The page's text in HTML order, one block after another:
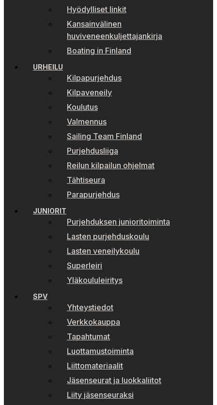
Hyödylliset linkit
Kansainvälinen
huviveneenkuljettajankirja
Boating in Finland
URHEILU
Kilpapurjehdus
Kilpaveneily
Koulutus
Valmennus
Sailing Team Finland
Purjehdusliiga
Reilun kilpailun ohjelmat
Tähtiseura
Parapurjehdus
JUNIORIT
Purjehduksen junioritoiminta
Lasten purjehduskoulu
Lasten veneilykoulu
Superleiri
Yläkoululeiritys
SPV
Yhteystiedot
Verkkokauppa
Tapahtumat
Luottamustoiminta
Liittomateriaalit
Jäsenseurat ja luokkaliitot
Liity jäsenseuraksi